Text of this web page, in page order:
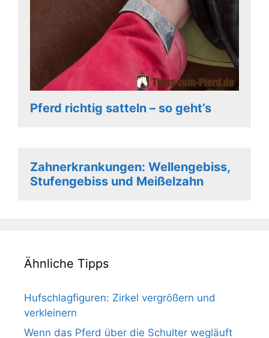
Pferd richtig satteln – so geht’s
Zahnerkrankungen: Wellengebiss,
Stufengebiss und Meißelzahn
Ähnliche Tipps
Hufschlagfiguren: Zirkel vergrößern und
verkleinern
Wenn das Pferd über die Schulter wegläuft